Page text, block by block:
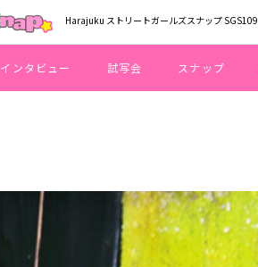
Harajuku ストリートガールズスナップ SGS109
インタビュー 試写会 スナップ